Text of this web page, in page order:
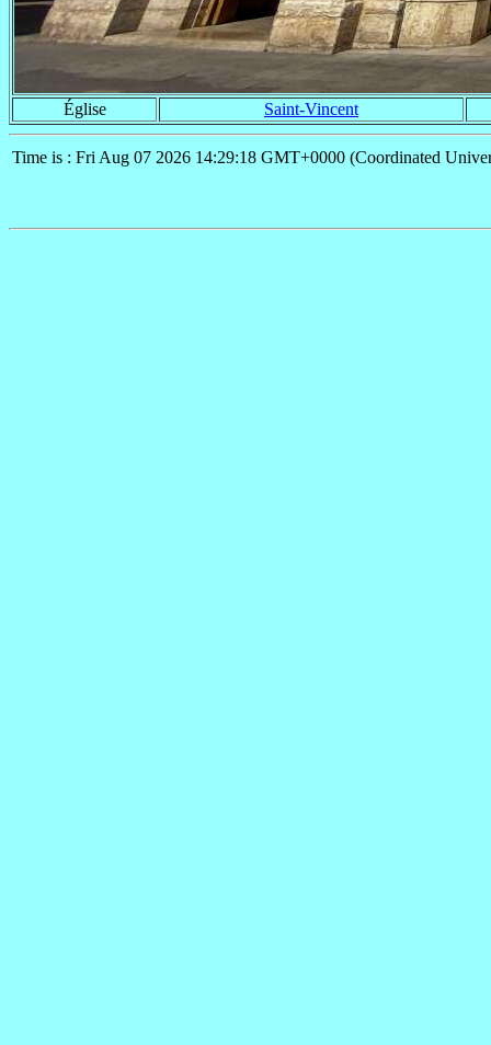
Église Saint-Vincent
Time is : Fri Aug 07 2026 14:29:18 GMT+0000 (Coordinated